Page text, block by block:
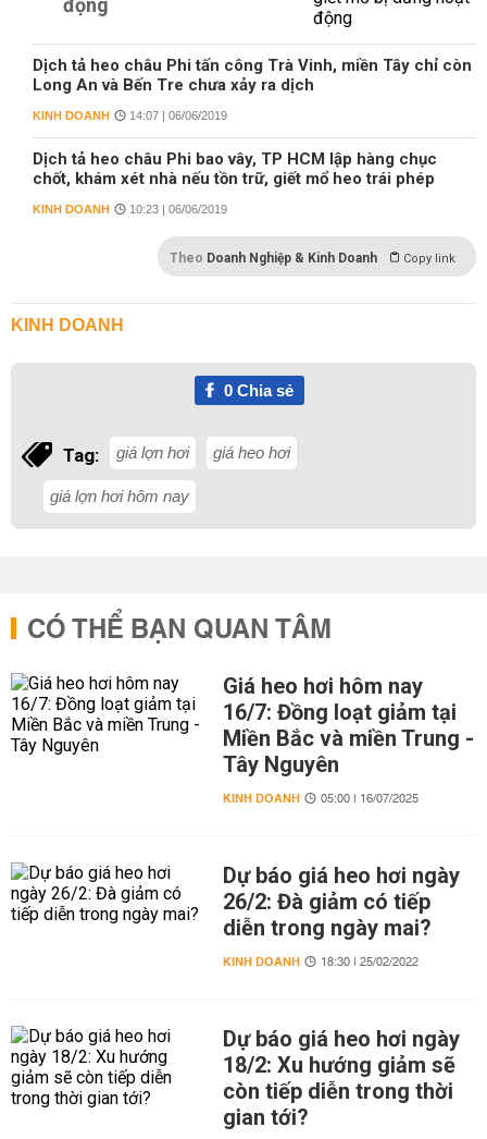
động
Dịch tả heo châu Phi tấn công Trà Vinh, miền Tây chỉ còn
Long An và Bến Tre chưa xảy ra dịch
KINH DOANH 14:07 | 06/06/2019
Dịch tả heo châu Phi bao vây, TP HCM lập hàng chục
chốt, khám xét nhà nếu tồn trữ, giết mổ heo trái phép
KINH DOANH 10:23 | 06/06/2019
Theo Doanh Nghiệp & Kinh Doanh Copy link
KINH DOANH
0Chia sẻ
Tag: giá lợn hơi giá heo hơi
giá lợn hơi hôm nay
CÓ THỂ BẠN QUAN TÂM
Giá heo hơi hôm nay
16/7: Đồng loạt giảm tại
Miền Bắc và miền Trung -
Tây Nguyên
KINH DOANH 05:00 | 16/07/2025
Dự báo giá heo hơi ngày
26/2: Đà giảm có tiếp
diễn trong ngày mai?
KINH DOANH 18:30 | 25/02/2022
Dự báo giá heo hơi ngày
18/2: Xu hướng giảm sẽ
còn tiếp diễn trong thời
gian tới?